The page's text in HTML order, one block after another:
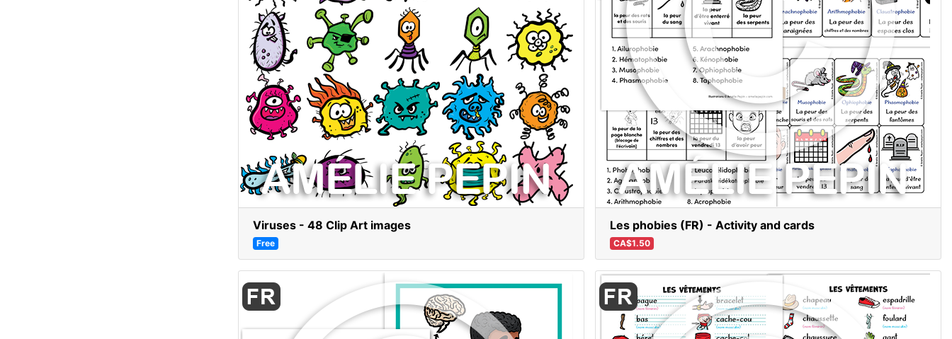
Viruses - 48 Clip Art images
Free
Les phobies (FR) - Activity and cards
CA$1.50